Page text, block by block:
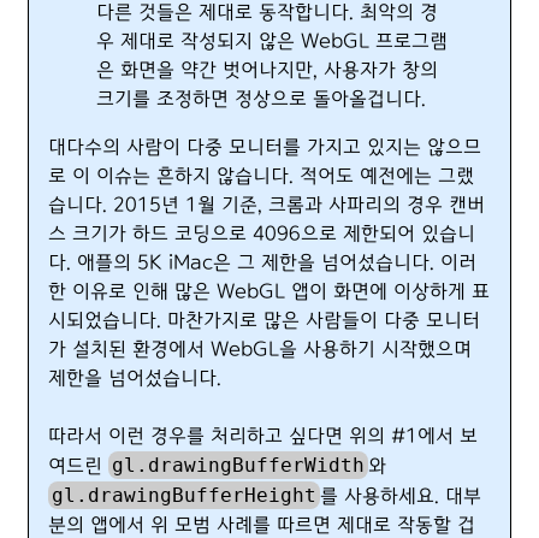
다른 것들은 제대로 동작합니다. 최악의 경
우 제대로 작성되지 않은 WebGL 프로그램
은 화면을 약간 벗어나지만, 사용자가 창의
크기를 조정하면 정상으로 돌아올겁니다.
대다수의 사람이 다중 모니터를 가지고 있지는 않으므
로 이 이슈는 흔하지 않습니다. 적어도 예전에는 그랬
습니다. 2015년 1월 기준, 크롬과 사파리의 경우 캔버
스 크기가 하드 코딩으로 4096으로 제한되어 있습니
다. 애플의 5K iMac은 그 제한을 넘어섰습니다. 이러
한 이유로 인해 많은 WebGL 앱이 화면에 이상하게 표
시되었습니다. 마찬가지로 많은 사람들이 다중 모니터
가 설치된 환경에서 WebGL을 사용하기 시작했으며
제한을 넘어섰습니다.
따라서 이런 경우를 처리하고 싶다면 위의 #1에서 보
여드린 gl.drawingBufferWidth 와
gl.drawingBufferHeight 를 사용하세요. 대부
분의 앱에서 위 모범 사례를 따르면 제대로 작동할 겁